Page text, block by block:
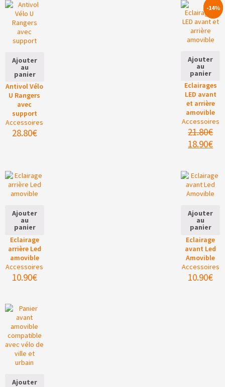
Ajouter
au
panier
Antivol Vélo
U Rangers
avec
support
Accessoires
28.80€
-13%
Ajouter
au
panier
Eclairages
LED avant
et arrière
amovible
Accessoires
21.80€
18.90€
Ajouter
au
panier
Eclairage
arrière Led
amovible
Accessoires
10.90€
Ajouter
au
panier
Eclairage
avant Led
Amovible
Accessoires
10.90€
-14%
Ajouter